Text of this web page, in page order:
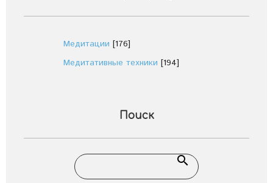
Медитации [176]
Медитативные техники [194]
Поиск